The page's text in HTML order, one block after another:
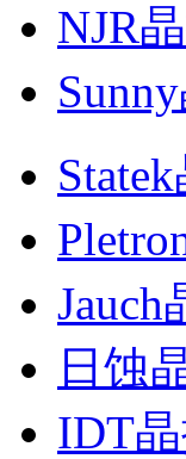
NJR
Jauch
日蚀
IDT